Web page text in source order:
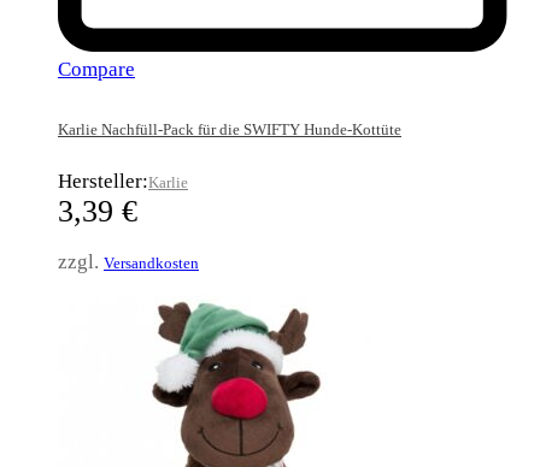
Compare
Karlie Nachfüll-Pack für die SWIFTY Hunde-Kottüte
Hersteller:Karlie
3,39 €
zzgl. Versandkosten